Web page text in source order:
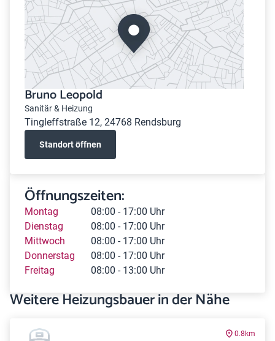
Bruno Leopold
Sanitär & Heizung
Tingleffstraße 12, 24768 Rendsburg
Standort öffnen
Öffnungszeiten:
Montag
08:00 - 17:00 Uhr
Dienstag
08:00 - 17:00 Uhr
Mittwoch
08:00 - 17:00 Uhr
Donnerstag
08:00 - 17:00 Uhr
Freitag
08:00 - 13:00 Uhr
Weitere Heizungsbauer in der Nähe
0.8km